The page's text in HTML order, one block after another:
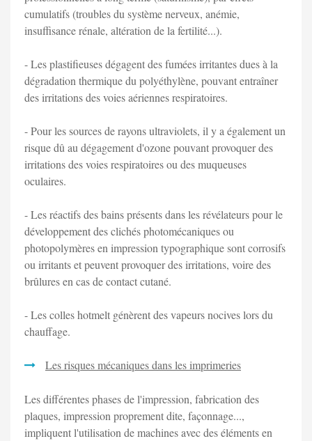
cumulatifs (troubles du système nerveux, anémie,
insuffisance rénale, altération de la fertilité...).
- Les plastifieuses dégagent des fumées irritantes dues à la
dégradation thermique du polyéthylène, pouvant entraîner
des irritations des voies aériennes respiratoires.
- Pour les sources de rayons ultraviolets, il y a également un
risque dû au dégagement d'ozone pouvant provoquer des
irritations des voies respiratoires ou des muqueuses
oculaires.
- Les réactifs des bains présents dans les révélateurs pour le
développement des clichés photomécaniques ou
photopolymères en impression typographique sont corrosifs
ou irritants et peuvent provoquer des irritations, voire des
brûlures en cas de contact cutané.
- Les colles hotmelt génèrent des vapeurs nocives lors du
chauffage.
Les risques mécaniques dans les imprimeries
Les différentes phases de l'impression, fabrication des
plaques, impression proprement dite, façonnage...,
impliquent l'utilisation de machines avec des éléments en